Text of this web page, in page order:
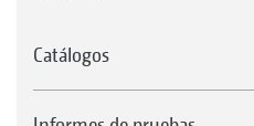
Catálogos